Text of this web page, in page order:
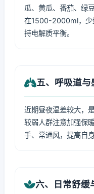
瓜、黄瓜、番茄、绿
在1500-2000ml，少
持电解质平衡。
五、呼吸道与
近期昼夜温差较大，
较弱人群注意加强保
手、常通风，提高自
六、日常舒缓